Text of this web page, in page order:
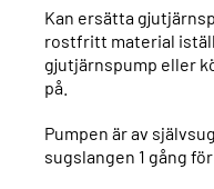
Kan ersätta
rostfritt material
gjutjärnspump eller
på.
Pumpen är av
sugslangen 1 gång